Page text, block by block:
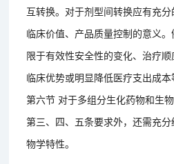
互转换。对于剂型间转换应有充
临床价值、产品质量控制的意义
限于有效性安全性的变化、治疗
临床优势或明显降低医疗支出成本
第六节 对于多组分生化药物和生
第三、四、五条要求外，还需充
物学特性。